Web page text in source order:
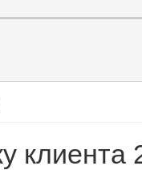
клиента